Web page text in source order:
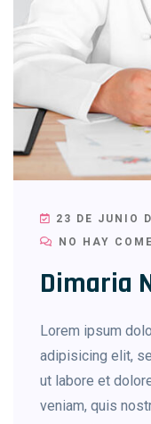
23 DE JUNIO
NO HAY
Dimaria
Lorem ipsum
adipisicing elit,
ut labore et
veniam, quis